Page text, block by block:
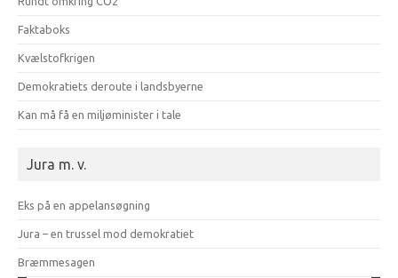
Faktaboks
Kvælstofkrigen
Demokratiets deroute i landsbyerne
Kan må få en miljøminister i tale
Jura m. v.
Eks på en appelansøgning
Jura – en trussel mod demokratiet
Bræmmesagen